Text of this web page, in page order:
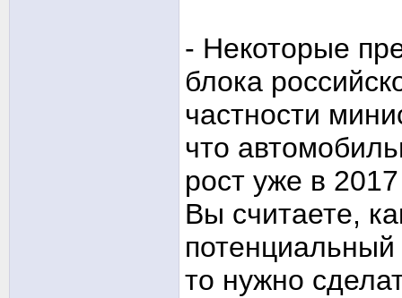
- Некоторые
блока
частности
что
рост уже в
Вы считаете,
то нужно